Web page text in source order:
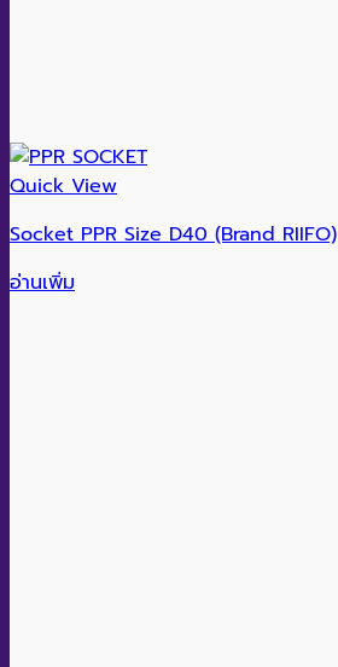
Quick View
Socket PPR Size D40 (Brand RIIFO)
อ่านเพิ่ม